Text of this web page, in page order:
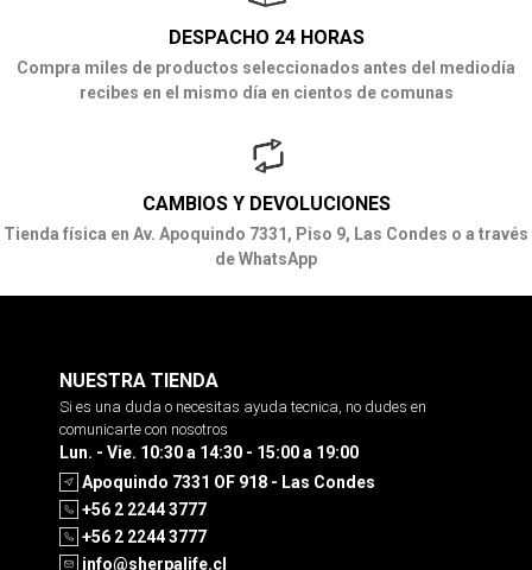
DESPACHO 24 HORAS
Compra miles de productos seleccionados antes del mediodía
recibes en el mismo día en cientos de comunas
CAMBIOS Y DEVOLUCIONES
Tienda física en Av. Apoquindo 7331, Piso 9, Las Condes o a través
de WhatsApp
NUESTRA TIENDA
Si es una duda o necesitas ayuda tecnica, no dudes en
comunicarte con nosotros
Lun. - Vie. 10:30 a 14:30 - 15:00 a 19:00
Apoquindo 7331 OF 918 - Las Condes
+56 2 2244 3777
+56 2 2244 3777
info@sherpalife.cl